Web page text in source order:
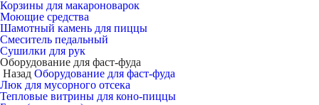
Корзины для макароноварок
Моющие средства
Шамотный камень для пиццы
Смеситель педальный
Сушилки для рук
Оборудование для фаст-фуда
Назад Оборудование для фаст-фуда
Люк для мусорного отсека
Тепловые витрины для коно-пиццы